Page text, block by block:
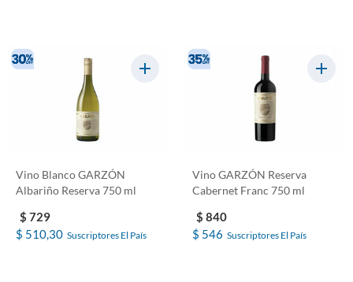
Vino Blanco GARZÓN
Albariño Reserva 750 ml
$ 729
$ 510,30 Suscriptores El País
Vino GARZÓN Reserva
Cabernet Franc 750 ml
$ 840
$ 546 Suscriptores El País